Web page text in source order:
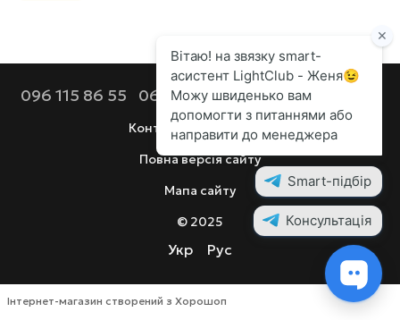
096 115 86 55 068 112 92 44 099 686 90 80
Контактна інформація
Повна версія сайту
Мапа сайту
© 2025
Укр Рус
Інтернет-магазин створений з Хорошоп